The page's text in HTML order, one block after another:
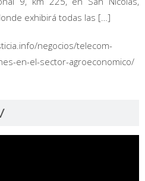
exhibirá todas las […]
negocios/telecom-
en-el-sector-agroeconomico/